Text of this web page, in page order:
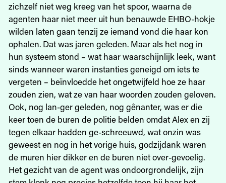
zichzelf niet weg kreeg van het spoor, waarna de
agenten haar niet meer uit hun benauwde EHBO-hokje
wilden laten gaan tenzij ze iemand vond die haar kon
ophalen. Dat was jaren geleden. Maar als het nog in
hun systeem stond – wat haar waarschijnlijk leek, want
sinds wanneer waren instanties geneigd om iets te
vergeten – beïnvloedde het ongetwijfeld hoe ze haar
zouden zien, wat ze van haar woorden zouden geloven.
Ook, nog lan-ger geleden, nog gênanter, was er die
keer toen de buren de politie belden omdat Alex en zij
tegen elkaar hadden ge-schreeuwd, wat onzin was
geweest en nog in het vorige huis, godzijdank waren
de muren hier dikker en de buren niet over-gevoelig.
Het gezicht van de agent was ondoorgrondelijk, zijn